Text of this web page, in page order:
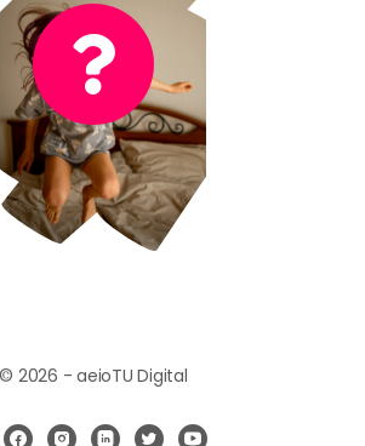
¡Muy bien!
sonido al saltar en la cama
© 2026 - aeioTU Digital